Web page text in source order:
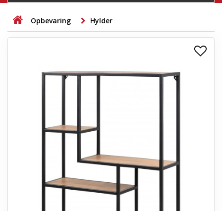
+
STUE
+
SOVEVÆRELSE
OPBEVARING
HAVEMØBLER
Opbevaring Hylder